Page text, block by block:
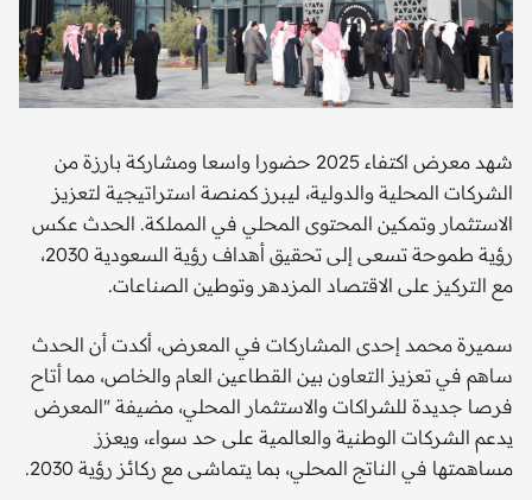
شهد معرض اكتفاء 2025 حضورا واسعا ومشاركة بارزة من
الشركات المحلية والدولية، ليبرز كمنصة استراتيجية لتعزيز
الاستثمار وتمكين المحتوى المحلي في المملكة. الحدث عكس
رؤية طموحة تسعى إلى تحقيق أهداف رؤية السعودية 2030،
مع التركيز على الاقتصاد المزدهر وتوطين الصناعات.
سميرة محمد إحدى المشاركات في المعرض، أكدت أن الحدث
ساهم في تعزيز التعاون بين القطاعين العام والخاص، مما أتاح
فرصا جديدة للشراكات والاستثمار المحلي، مضيفة "المعرض
يدعم الشركات الوطنية والعالمية على حد سواء، ويعزز
مساهمتها في الناتج المحلي، بما يتماشى مع ركائز رؤية 2030.